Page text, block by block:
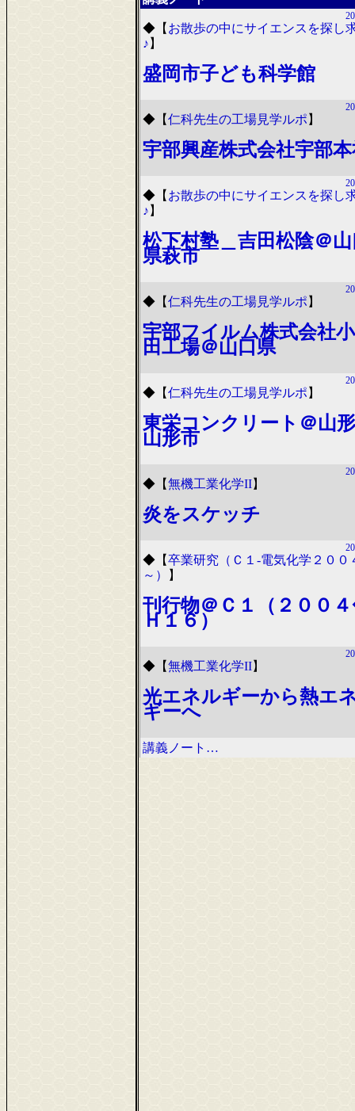
◆ 【 お散歩の中にサイエンスを探し
♪ 】
盛岡市子ども科学館
◆ 【仁科先生の工場見学ルポ 】
宇部興産株式会社宇部
◆ 【 お散歩の中にサイエンスを探し
♪ 】
松下村塾＿吉田松陰＠
県萩市
◆ 【仁科先生の工場見学ルポ 】
宇部フイルム株式会社
田工場＠山口県
◆ 【仁科先生の工場見学ルポ 】
東栄コンクリート＠山
山形市
◆ 【無機工業化学II】
炎をスケッチ
◆ 【卒業研究（Ｃ１-電気化学２００
～）
】
刊行物＠Ｃ１（２００
Ｈ１６）
◆ 【無機工業化学II】
光エネルギーから熱エ
ギーへ
講義ノート…